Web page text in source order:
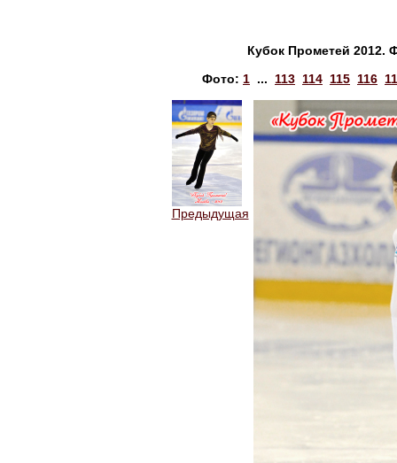
Кубок Прометей 2012.
Фото: 1 ... 113 114 115 116
Предыдущая